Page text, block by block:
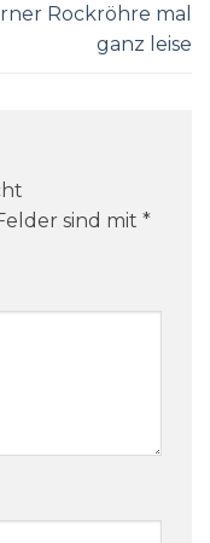
Rockröhre mal
ganz leise
sind mit *